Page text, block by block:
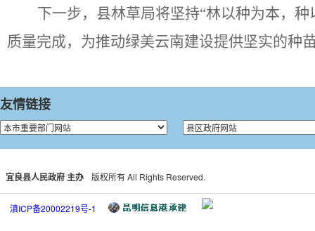
下一步，县林草局将坚持“林以种为本，
质量完成，为推动绿美云南建设提供坚实的种
友情链接
宜良县人民政府 主办 版权所有 All Rights Reserved.
滇ICP备20002219号-1